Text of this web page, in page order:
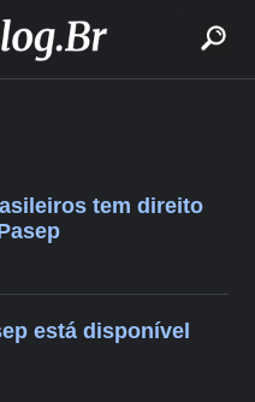
tem direito
está disponível